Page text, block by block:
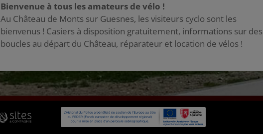
Bienvenue à tous les amateurs de vélo !
Au Château de Monts sur Guesnes, les visiteurs cyclo sont les
bienvenus ! Casiers à disposition gratuitement, informations sur des
boucles au départ du Château, réparateur et location de vélos !